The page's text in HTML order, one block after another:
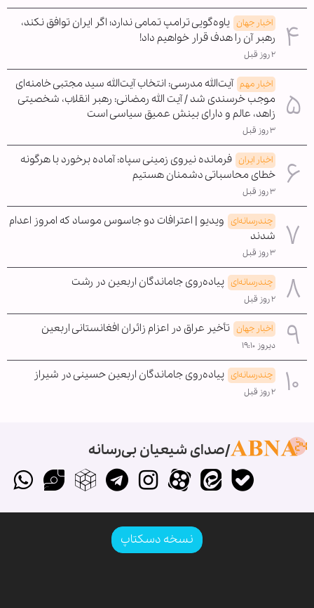
اخبار جهان یاوه‌گویی ترامپ تمامی ندارد؛ اگر ایران توافق نکند،
رهبر آن را هدف قرار خواهیم داد!
۲ روز قبل
اخبار مهم آیت‌الله مدرسی: انتخاب آیت‌الله سید مجتبی خامنه‌ای
موجب خرسندی شد / آیت الله رمضانی: رهبر انقلاب، شخصیتی
زاهد، عالم و دارای بینش عمیق سیاسی است
۳ روز قبل
اخبار ایران فرمانده نیروی زمینی سپاه: آماده برخورد با هرگونه
خطای محاسباتی دشمنان هستیم
۳ روز قبل
چندرسانه‌ای ویدیو | اعترافات دو جاسوس موساد که امروز اعدام
شدند
۳ روز قبل
چندرسانه‌ای پیاده‌روی جاماندگان اربعین در رشت
۲ روز قبل
اخبار جهان تأخیر عراق در اعزام زائران افغانستانی اربعین
دیروز ۱۹:۱۰
چندرسانه‌ای پیاده‌روی جاماندگان اربعین حسینی در شیراز
۲ روز قبل
صدای شیعیان بی‌رسانه
نسخه دسکتاپ